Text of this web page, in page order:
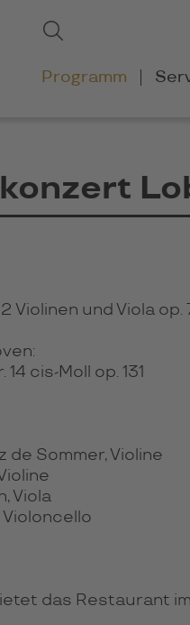
Suchbegriffe
Navigation
Programm
Violinen und Viola op.
cis-Moll op. 131
de Sommer, Violine
Viola
Violoncello
das Restaurant